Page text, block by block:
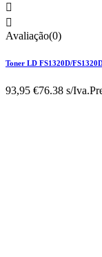


Avaliação(0)
Toner LD FS1320D/
93,95 €76.38 s/Iva.